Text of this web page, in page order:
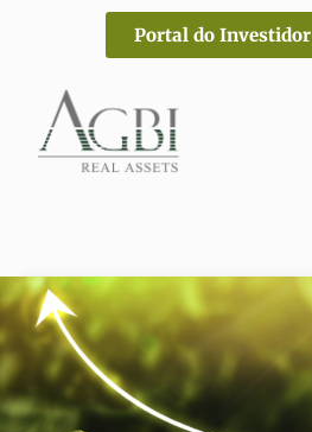
Portal do Investidor